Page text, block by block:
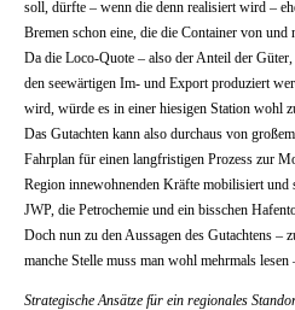
soll, dürfte – wenn die denn realisiert wird –
Bremen schon eine, die die Container von und
Da die Loco-Quote – also der Anteil der
den seewärtigen Im- und Export produziert
wird, würde es in einer hiesigen Station wohl
Das Gutachten kann also durchaus von
Fahrplan für einen langfristigen Prozess zur
Region innewohnenden Kräfte mobilisiert und
JWP, die Petrochemie und ein bisschen
Doch nun zu den Aussagen des Gutachtens –
manche Stelle muss man wohl mehrmals lesen
Strategische Ansätze für ein regionales